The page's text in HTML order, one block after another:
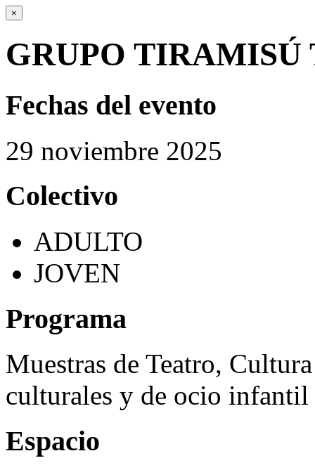
×
GRUPO TIRAMISÚ
Fechas del evento
29 noviembre 2025
Colectivo
ADULTO
JOVEN
Programa
Muestras de Teatro,
culturales y de ocio infantil
Espacio